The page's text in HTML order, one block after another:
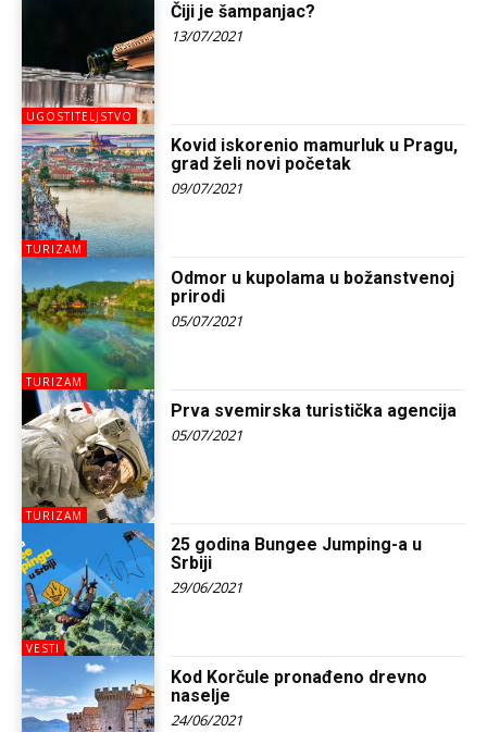
UGOSTITELJSTVO
Čiji je šampanjac?
13/07/2021
TURIZAM
Kovid iskorenio mamurluk u Pragu,
grad želi novi početak
09/07/2021
TURIZAM
Odmor u kupolama u božanstvenoj
prirodi
05/07/2021
TURIZAM
Prva svemirska turistička agencija
05/07/2021
VESTI
25 godina Bungee Jumping-a u
Srbiji
29/06/2021
Kod Korčule pronađeno drevno
naselje
24/06/2021